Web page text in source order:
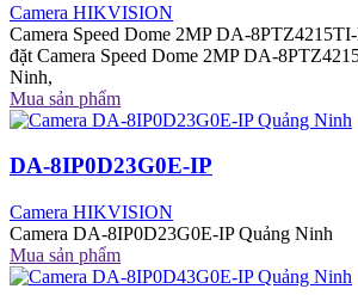
Camera HIKVISION
Camera Speed Dome 2MP DA-
đặt Camera Speed Dome 2MP DA-
Ninh,
Mua sản phẩm
DA-8IP0D23G0E-IP
Camera HIKVISION
Camera DA-8IP0D23G0E-IP Quảng Ninh
Mua sản phẩm